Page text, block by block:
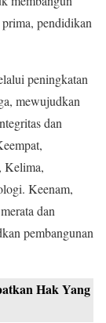
pendidikan
peningkatan
mewujudkan
dan
Kelima,
Keenam,
dan
pembangunan
Hak Yang